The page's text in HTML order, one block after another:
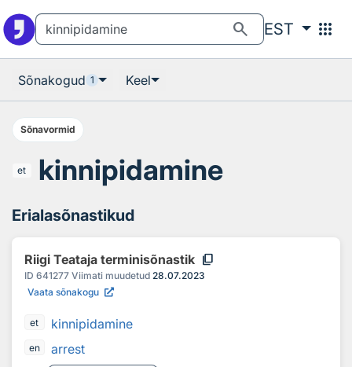
search EST apps
Sõnakogud 1 Keel
Sõnavormid
et kinnipidamine
Erialasõnastikud
Riigi Teataja terminisõnastik content_copy
ID 641277 Viimati muudetud 28.07.2023
Vaata sõnakogu
et kinnipidamine
en
arrest